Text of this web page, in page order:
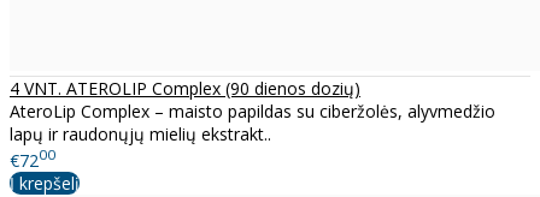
4 VNT. ATEROLIP Complex (90 dienos dozių)
AteroLip Complex – maisto papildas su ciberžolės, alyvmedžio
lapų ir raudonųjų mielių ekstrakt..
€7200
Į krepšelį